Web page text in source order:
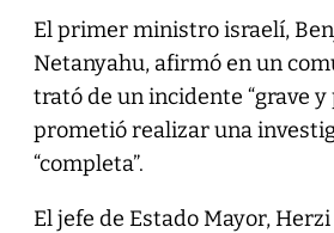
El primer ministro israelí,
Netanyahu, afirmó en un
trató de un incidente “grave y
prometió realizar una
“completa”.
El jefe de Estado Mayor,